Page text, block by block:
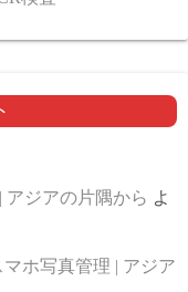
ジアの片隅から よ
マホ写真管理 | アジア